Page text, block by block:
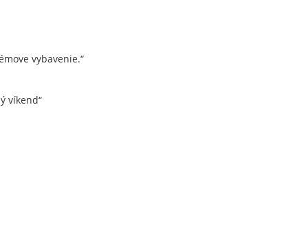
vybavenie.“
víkend“